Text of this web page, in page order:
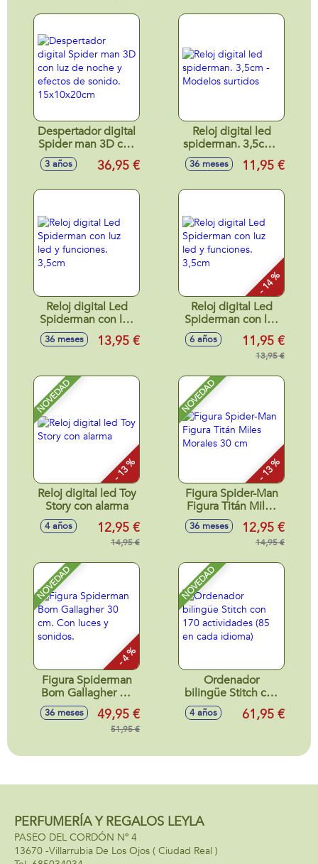
Despertador digital
Spider man 3D con
luz de noche y
efectos de sonido.
3 años 36,95 €
Reloj digital led
spiderman. 3,5cm -
Modelos surtidos
36 meses 11,95 €
Reloj digital Led
Spiderman con luz
led y funciones.
3,5cm
36 meses 13,95 €
- 14 %
Reloj digital Led
Spiderman con luz
led y funciones.
3,5cm
6 años 11,95 €
13,95 €
NOVEDAD
- 13 %
Reloj digital led Toy
Story con alarma
4 años 12,95 €
14,95 €
NOVEDAD
- 13 %
Figura Spider-Man
Figura Titán Miles
Morales 30 cm
36 meses 12,95 €
14,95 €
NOVEDAD
- 4 %
Figura Spiderman
Bom Gallagher 30
cm. Con luces y
sonidos.
36 meses 49,95 €
51,95 €
NOVEDAD
Ordenador
bilingüe Stitch con
170 actividades (85
en cada idioma)
4 años 61,95 €
PERFUMERÍA Y REGALOS LEYLA
PASEO DEL CORDÓN Nº 4
13670 -Villarrubia De Los Ojos ( Ciudad Real )